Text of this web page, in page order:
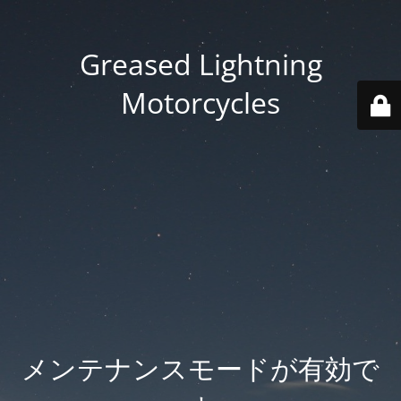
Greased Lightning
Motorcycles
メンテナンスモードが有効で